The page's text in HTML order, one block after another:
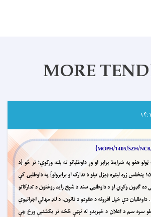
MORE